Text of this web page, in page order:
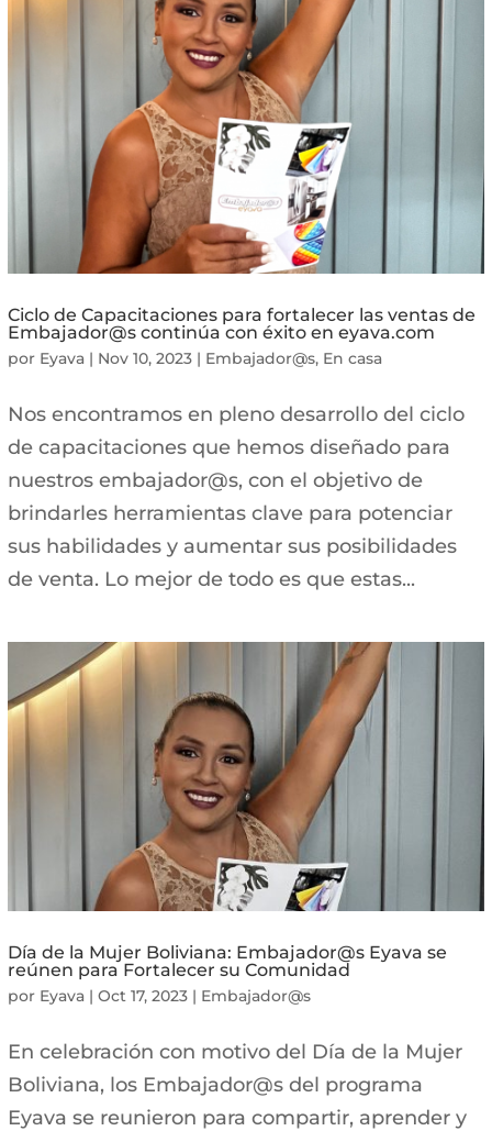
Ciclo de Capacitaciones para fortalecer las ventas de
Embajador@s continúa con éxito en eyava.com
por Eyava| Nov 10, 2023| Embajador@s, En casa
Nos encontramos en pleno desarrollo del ciclo
de capacitaciones que hemos diseñado para
nuestros embajador@s, con el objetivo de
brindarles herramientas clave para potenciar
sus habilidades y aumentar sus posibilidades
de venta. Lo mejor de todo es que estas...
Día de la Mujer Boliviana: Embajador@s Eyava se
reúnen para Fortalecer su Comunidad
por Eyava| Oct 17, 2023| Embajador@s
En celebración con motivo del Día de la Mujer
Boliviana, los Embajador@s del programa
Eyava se reunieron para compartir, aprender y